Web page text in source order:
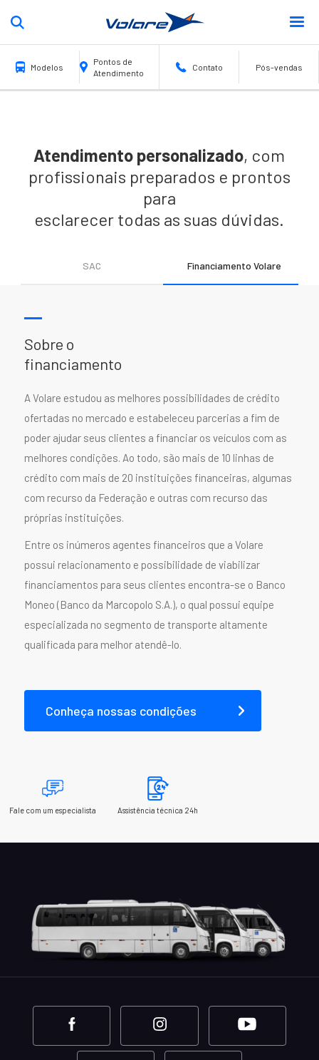
Modelos
Pontos de
Atendimento
Contato Pós-vendas
FLY 12
Explore
FLY 10
Fly 10
Capacidade máxima de
até 55 passageiros + motorista
FLY 9
Fly 9
Explore
ATTACK 10
FALE
Atendimento personalizado, com
profissionais preparados e prontos
para
esclarecer todas as suas dúvidas.
SAC Financiamento Volare
Sobre o
financiamento
A Volare estudou as melhores possibilidades de crédito
ofertadas no mercado e estabeleceu parcerias a fim de
poder ajudar seus clientes a financiar os veículos com as
melhores condições. Ao todo, são mais de 10 linhas de
crédito com mais de 20 instituições financeiras, algumas
com recurso da Federação e outras com recurso das
próprias instituições.
Entre os inúmeros agentes financeiros que a Volare
possui relacionamento e possibilidade de viabilizar
financiamentos para seus clientes encontra-se o Banco
Moneo (Banco da Marcopolo S.A.), o qual possui equipe
especializada no segmento de transporte altamente
qualificada para melhor atendê-lo.
Conheça nossas condições
Fale com um especialista Assistência técnica 24h